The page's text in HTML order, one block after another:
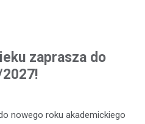
zaprasza do
nowego roku akademickiego